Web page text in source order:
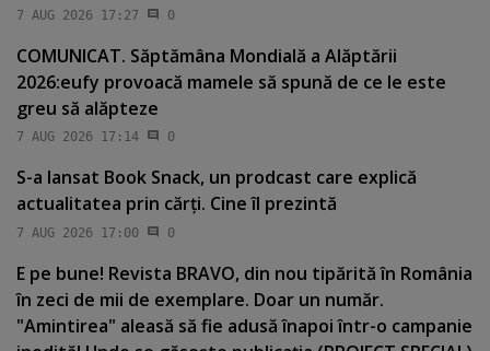
7 AUG 2026 17:27 0
COMUNICAT. Săptămâna Mondială a Alăptării
2026:eufy provoacă mamele să spună de ce le este
greu să alăpteze
7 AUG 2026 17:14 0
S-a lansat Book Snack, un prodcast care explică
actualitatea prin cărţi. Cine îl prezintă
7 AUG 2026 17:00 0
E pe bune! Revista BRAVO, din nou tipărită în România
în zeci de mii de exemplare. Doar un număr.
"Amintirea" aleasă să fie adusă înapoi într-o campanie